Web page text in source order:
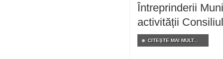
Întreprinderii
activității
CITEŞTE MAI MULT...